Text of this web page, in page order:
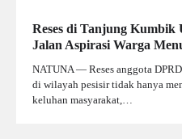
Reses di Tanjung
Jalan Aspirasi Warga
NATUNA — Reses anggota
di wilayah pesisir tidak hanya
keluhan masyarakat,…